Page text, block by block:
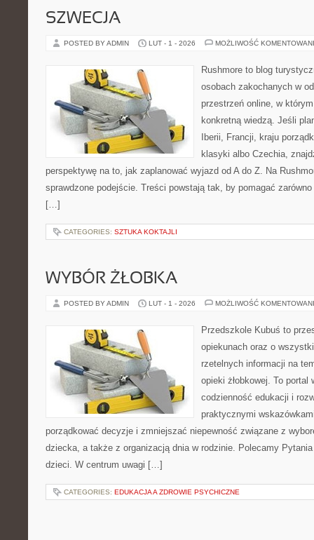
SZWECJA
POSTED BY ADMIN LUT - 1 - 2026 MOŻLIWOŚĆ
Rushmore to blog
osobach zakochanych w
przestrzeń online, w
konkretną wiedzą. Jeśli
Iberii, Francji, kraju
klasyki albo Czechia,
perspektywę na to, jak zaplanować wyjazd od A do Z. Na
sprawdzone podejście. Treści powstają tak, by pomagać
[…]
CATEGORIES: SZTUKA KOKTAJLI
WYBÓR ŻŁOBKA
POSTED BY ADMIN LUT - 1 - 2026 MOŻLIWOŚĆ
Przedszkole Kubuś to
opiekunach oraz o
rzetelnych informacji na
opieki żłobkowej. To portal
codzienność edukacji i
praktycznymi
porządkować decyzje i zmniejszać niepewność związane z
dziecka, a także z organizacją dnia w rodzinie. Polecamy
dzieci. W centrum uwagi […]
CATEGORIES: EDUKACJA A ZDROWIE PSYCHICZNE